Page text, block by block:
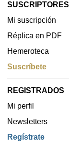
SUSCRIPTORES
Mi suscripción
Réplica en PDF
Hemeroteca
Suscríbete
REGISTRADOS
Mi perfil
Newsletters
Regístrate